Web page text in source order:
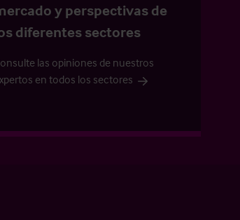
y perspectivas de
diferentes sectores
las opiniones de nuestros
en todos los sectores